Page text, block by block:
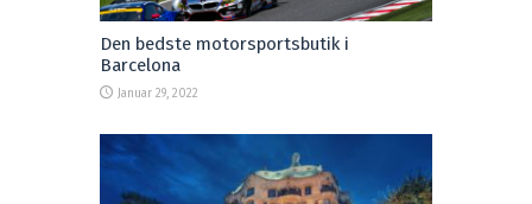
Den bedste motorsportsbutik i
Barcelona
Januar 29, 2022